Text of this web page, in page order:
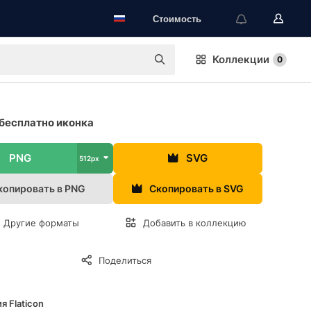
Стоимость
Коллекции 0
иконка
PNG 512px SVG
в PNG Скопировать в SVG
Другие форматы Добавить в коллекцию
Поделиться
Flaticon